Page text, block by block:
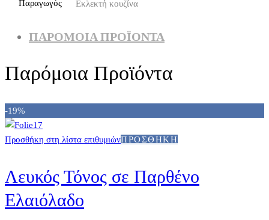
Παραγωγός Εκλεκτή κουζίνα
ΠΑΡΌΜΟΙΑ ΠΡΟΪΌΝΤΑ
Παρόμοια Προϊόντα
-19%
Προσθήκη στη λίστα επιθυμιώνΠΡΟΣΘΉΚΗ
Λευκός Τόνος σε Παρθένο
Ελαιόλαδο